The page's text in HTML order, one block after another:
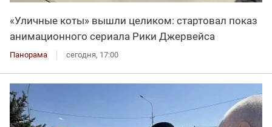
«Уличные коты» вышли целиком: стартовал показ
анимационного сериала Рики Джервейса
Панорама сегодня, 17:00